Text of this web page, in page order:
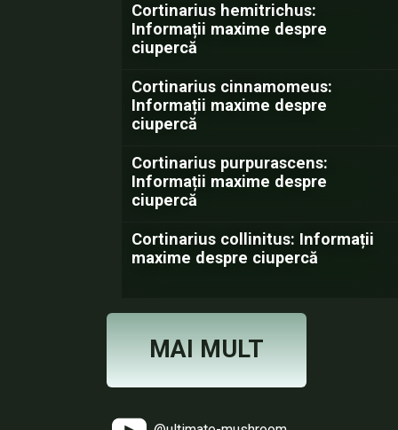
Cortinarius hemitrichus:
Informații maxime despre
ciupercă
Cortinarius cinnamomeus:
Informații maxime despre
ciupercă
Cortinarius purpurascens:
Informații maxime despre
ciupercă
Cortinarius collinitus: Informații
maxime despre ciupercă
MAI MULT